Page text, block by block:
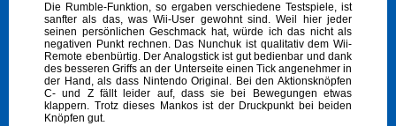
Die Rumble-Funktion, so ergaben verschiedene Testspiele, ist
sanfter als das, was Wii-User gewohnt sind. Weil hier jeder
seinen persönlichen Geschmack hat, würde ich das nicht als
negativen Punkt rechnen. Das Nunchuk ist qualitativ dem Wii-
Remote ebenbürtig. Der Analogstick ist gut bedienbar und dank
des besseren Griffs an der Unterseite einen Tick angenehmer in
der Hand, als dass Nintendo Original. Bei den Aktionsknöpfen
C- und Z fällt leider auf, dass sie bei Bewegungen etwas
klappern. Trotz dieses Mankos ist der Druckpunkt bei beiden
Knöpfen gut.